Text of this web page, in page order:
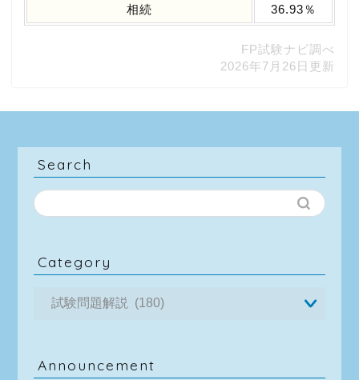
相続 36.93％
FP試験ナビ調べ
2026年7月26日更新
Search
Category
Announcement